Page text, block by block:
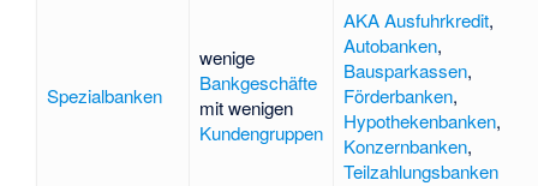
Spezialbanken
wenige
Bankgeschäfte
mit wenigen
Kundengruppen
AKA Ausfuhrkredit,
Autobanken,
Bausparkassen,
Förderbanken,
Hypothekenbanken,
Konzernbanken,
Teilzahlungsbanken